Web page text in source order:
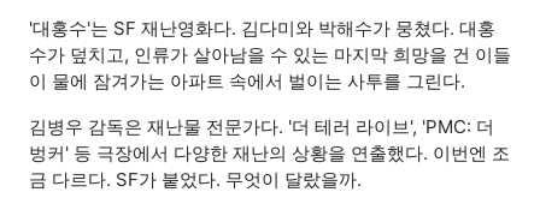
'대홍수'는 SF 재난영화다. 김다미와 박해수가 뭉쳤다. 대홍
수가 덮치고, 인류가 살아남을 수 있는 마지막 희망을 건 이들
이 물에 잠겨가는 아파트 속에서 벌이는 사투를 그린다.
김병우 감독은 재난물 전문가다. '더 테러 라이브', 'PMC: 더
벙커' 등 극장에서 다양한 재난의 상황을 연출했다. 이번엔 조
금 다르다. SF가 붙었다. 무엇이 달랐을까.